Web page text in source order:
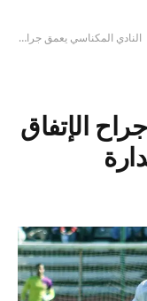
النادي المكناسي يعمق جراح الإتفاق المراكشي ويواصل الصدارة
الإتفاق